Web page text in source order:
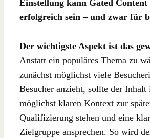
Einstellung kann Gated Content
erfolgreich sein – und zwar für
Der wichtigste Aspekt ist das
Anstatt ein populäres Thema zu
zunächst möglichst viele
Besucher anzieht, sollte der Inhalt
möglichst klaren Kontext zur
Qualifizierung stehen und eine
Zielgruppe ansprechen. So wird